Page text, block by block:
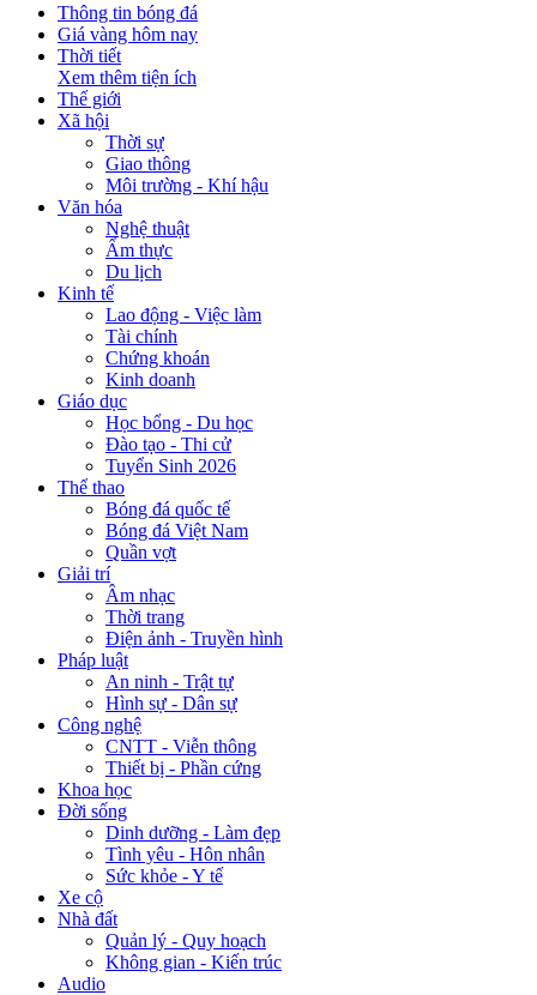
Thông tin bóng đá
Giá vàng hôm nay
Thời tiết
Xem thêm tiện ích
Thế giới
Xã hội
Thời sự
Giao thông
Môi trường - Khí hậu
Văn hóa
Nghệ thuật
Ẩm thực
Du lịch
Kinh tế
Lao động - Việc làm
Tài chính
Chứng khoán
Kinh doanh
Giáo dục
Học bổng - Du học
Đào tạo - Thi cử
Tuyển Sinh 2026
Thể thao
Bóng đá quốc tế
Bóng đá Việt Nam
Quần vợt
Giải trí
Âm nhạc
Thời trang
Điện ảnh - Truyền hình
Pháp luật
An ninh - Trật tự
Hình sự - Dân sự
Công nghệ
CNTT - Viễn thông
Thiết bị - Phần cứng
Khoa học
Đời sống
Dinh dưỡng - Làm đẹp
Tình yêu - Hôn nhân
Sức khỏe - Y tế
Xe cộ
Nhà đất
Quản lý - Quy hoạch
Không gian - Kiến trúc
Audio